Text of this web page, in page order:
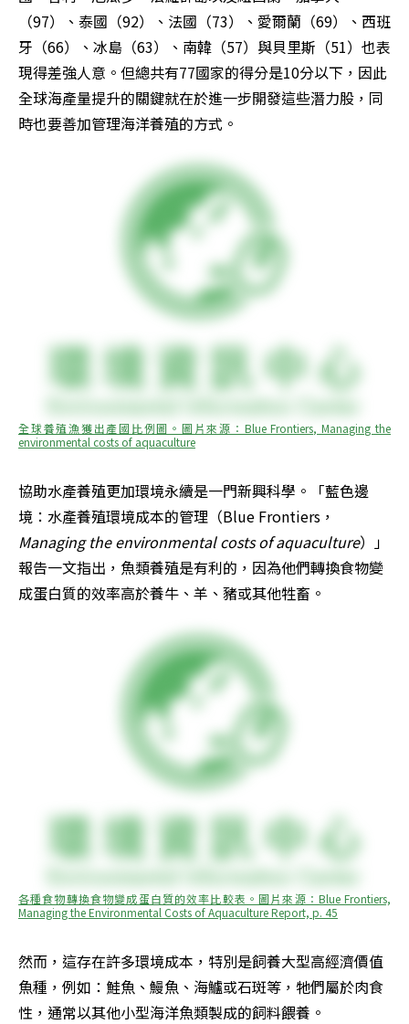
（97）、泰國（92）、法國（73）、愛爾蘭（69）、西班
牙（66）、冰島（63）、南韓（57）與貝里斯（51）也表
現得差強人意。但總共有77國家的得分是10分以下，因此
全球海產量提升的關鍵就在於進一步開發這些潛力股，同
時也要善加管理海洋養殖的方式。
全球養殖漁獲出產國比例圖。圖片來源：Blue Frontiers, Managing the
environmental costs of aquaculture
協助水產養殖更加環境永續是一門新興科學。「藍色邊
境：水產養殖環境成本的管理（Blue Frontiers，
Managing the environmental costs of aquaculture）」
報告一文指出，魚類養殖是有利的，因為他們轉換食物變
成蛋白質的效率高於養牛、羊、豬或其他牲畜。
各種食物轉換食物變成蛋白質的效率比較表。圖片來源：Blue Frontiers,
Managing the Environmental Costs of Aquaculture Report, p. 45
然而，這存在許多環境成本，特別是飼養大型高經濟價值
魚種，例如：鮭魚、鰻魚、海鱸或石斑等，牠們屬於肉食
性，通常以其他小型海洋魚類製成的飼料餵養。